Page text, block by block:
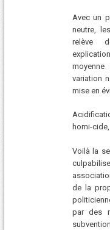
Avec un
neutre,
relève
variation
mise en
homi-
Voilà la
de la
par des